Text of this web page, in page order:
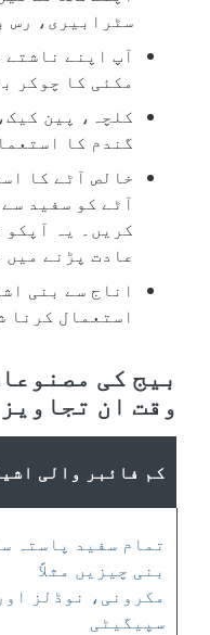
سٹرابیری، رس
مکئی کا چوکر
کلچہ، پین
گندم کا
خالص آٹے کا
آٹے کو سفید
کریں۔ یہ
عادت پڑنے میں
اناج سے بنی
استعمال کرنا
بیج کی
وقت ان
کم فائبر والی
تمام سفید پاستہ
بنی چیزیں مثلاً
مکرونی، نوڈلز اور
سپیگیٹی